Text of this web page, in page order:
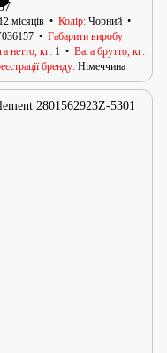
12 місяців Колір Чорний
Габарити виробу
нетто, кг 1
Вага брутто, кг
бренду Німеччина